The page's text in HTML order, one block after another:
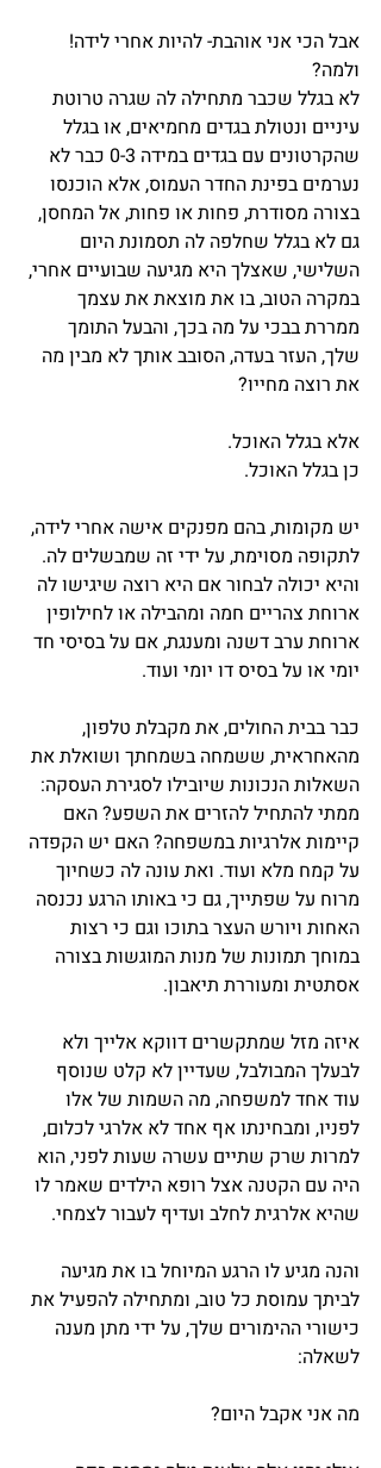
אבל הכי אני אוהבת- להיות אחרי לידה!
ולמה?
לא בגלל שכבר מתחילה לה שגרה טרוטת
עיניים ונטולת בגדים מחמיאים, או בגלל
שהקרטונים עם בגדים במידה 0-3 כבר לא
נערמים בפינת החדר העמוס, אלא הוכנסו
בצורה מסודרת, פחות או פחות, אל המחסן,
גם לא בגלל שחלפה לה תסמונת היום
השלישי, שאצלך היא מגיעה שבועיים אחרי,
במקרה הטוב, בו את מוצאת את עצמך
ממררת בבכי על מה בכך, והבעל התומך
שלך, העזר בעדה, הסובב אותך לא מבין מה
את רוצה מחייו?
אלא בגלל האוכל.
כן בגלל האוכל.
יש מקומות, בהם מפנקים אישה אחרי לידה,
לתקופה מסוימת, על ידי זה שמבשלים לה.
והיא יכולה לבחור אם היא רוצה שיגישו לה
ארוחת צהריים חמה ומהבילה או לחילופין
ארוחת ערב דשנה ומענגת, אם על בסיסי חד
יומי או על בסיס דו יומי ועוד.
כבר בבית החולים, את מקבלת טלפון,
מהאחראית, ששמחה בשמחתך ושואלת את
השאלות הנכונות שיובילו לסגירת העסקה:
ממתי להתחיל להזרים את השפע? האם
קיימות אלרגיות במשפחה? האם יש הקפדה
על קמח מלא ועוד. ואת עונה לה כשחיוך
מרוח על שפתייך, גם כי באותו הרגע נכנסה
האחות ויורש העצר בתוכו וגם כי רצות
במוחך תמונות של מנות המוגשות בצורה
אסתטית ומעוררת תיאבון.
איזה מזל שמתקשרים דווקא אלייך ולא
לבעלך המבולבל, שעדיין לא קלט שנוסף
עוד אחד למשפחה, מה השמות של אלו
לפניו, ומבחינתו אף אחד לא אלרגי לכלום,
למרות שרק שתיים עשרה שעות לפני, הוא
היה עם הקטנה אצל רופא הילדים שאמר לו
שהיא אלרגית לחלב ועדיף לעבור לצמחי.
והנה מגיע לו הרגע המיוחל בו את מגיעה
לביתך עמוסת כל טוב, ומתחילה להפעיל את
כישורי ההימורים שלך, על ידי מתן מענה
לשאלה:
מה אני אקבל היום?